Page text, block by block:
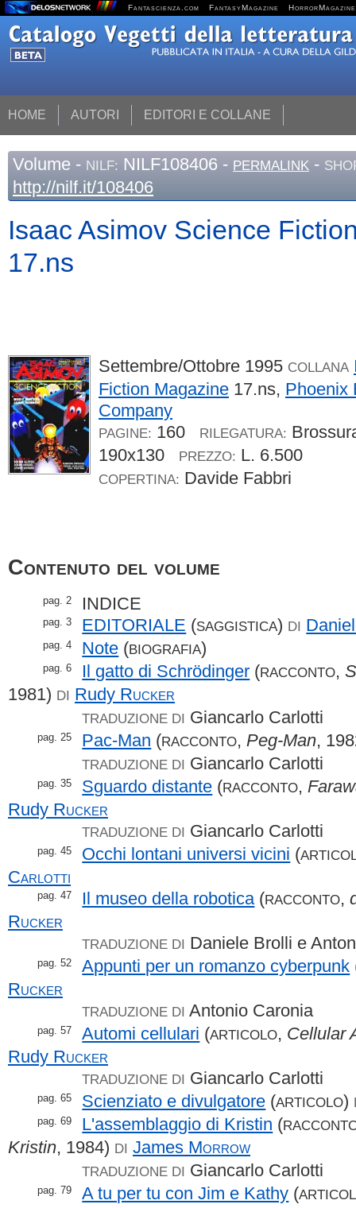
Fantascienza.com FantasyMagazine HorrorMagazine
HOME AUTORI EDITORI E COLLANE
Volume - NILF: NILF108406 - PERMALINK -
http://nilf.it/108406
Isaac Asimov Science
17.ns
Settembre/Ottobre 1995 COLLANA
Fiction Magazine 17.ns, Phoenix
Company
PAGINE: 160 RILEGATURA:
190x130
PREZZO: L. 6.500
COPERTINA: Davide Fabbri
Contenuto del volume
pag. 2 INDICE
pag. 3 EDITORIALE (SAGGISTICA) DI
pag. 4 Note (BIOGRAFIA)
pag. 6 Il gatto di Schrödinger (RACCONTO,
1981) DI Rudy Rucker
TRADUZIONE DI Giancarlo Carlotti
pag. 25 Pac-Man (RACCONTO, Peg-Man,
TRADUZIONE DI Giancarlo Carlotti
pag. 35 Sguardo distante (RACCONTO,
Rudy Rucker
TRADUZIONE DI Giancarlo Carlotti
pag. 45 Occhi lontani universi vicini (
Carlotti
pag. 47 Il museo della robotica (RACCONTO,
Rucker
TRADUZIONE DI Daniele Brolli e
pag. 52 Appunti per un romanzo cyberpunk
Rucker
TRADUZIONE DI Antonio Caronia
pag. 57 Automi cellulari (ARTICOLO, Cellular
Rudy Rucker
TRADUZIONE DI Giancarlo Carlotti
pag. 65 Scienziato e divulgatore (ARTICOLO)
pag. 69 L'assemblaggio di Kristin (
Kristin, 1984) DI James Morrow
TRADUZIONE DI Giancarlo Carlotti
pag. 79 A tu per tu con Jim e Kathy (